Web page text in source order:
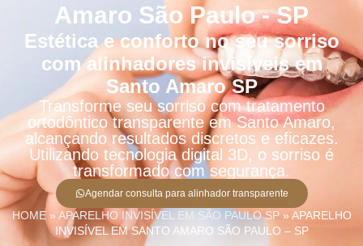
Amaro São Paulo - SP
Estética e conforto no seu sorriso
com alinhadores invisíveis em
Santo Amaro SP
Transforme seu sorriso com tratamento
ortodôntico transparente em Santo Amaro,
alcançando resultados discretos e eficazes.
Utilizando tecnologia digital 3D, o sorriso é
transformado com segurança.
Agendar consulta para alinhador transparente
HOME» APARELHO INVISÍVEL EM SÃO PAULO SP» APARELHO
INVISÍVEL EM SANTO AMARO SÃO PAULO – SP